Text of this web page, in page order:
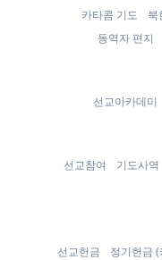
카타콤 기도
북
동역자 편지
선교아카데미
선교참여 기도사역
선교헌금 정기헌금